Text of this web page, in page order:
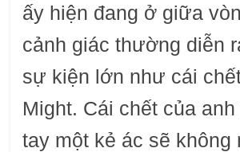
ấy hiện đang ở giữa
cảnh giác thường diễn
sự kiện lớn như cái
Might. Cái chết của
tay một kẻ ác sẽ không